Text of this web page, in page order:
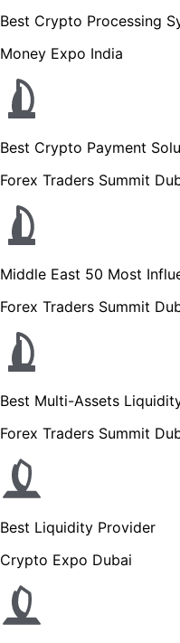
Best Crypto Processing
Money Expo India
Best Crypto Payment
Forex Traders Summit
Middle East 50 Most
Forex Traders Summit
Best Multi-Assets
Forex Traders Summit
Best Liquidity Provider
Crypto Expo Dubai